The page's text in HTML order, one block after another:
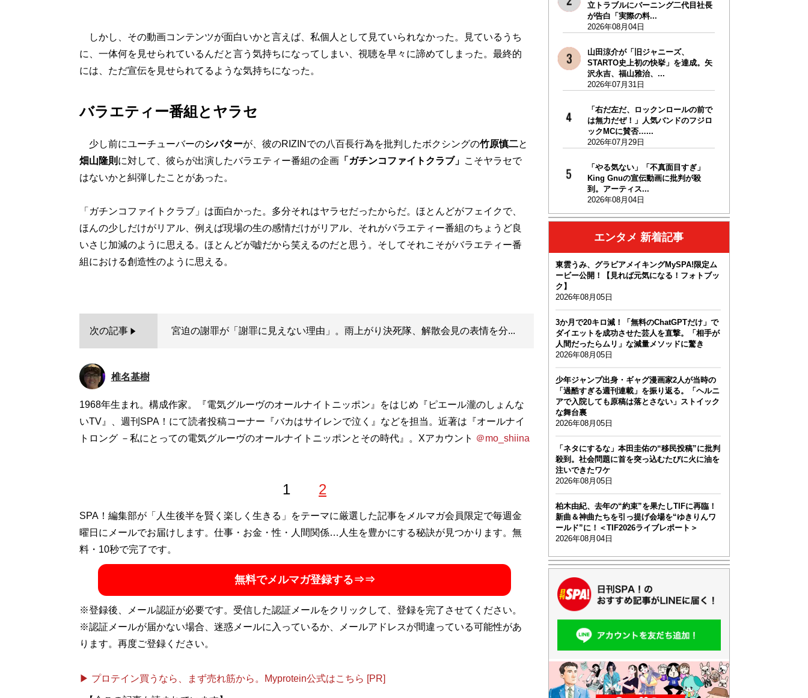
しかし、その動画コンテンツが面白いかと言えば、私個人として見ていられなかった。見ているうち
に、一体何を見せられているんだと言う気持ちになってしまい、視聴を早々に諦めてしまった。最終的
には、ただ宣伝を見せられてるような気持ちになった。
バラエティー番組とヤラセ
少し前にユーチューバーのシバターが、彼のRIZINでの八百長行為を批判したボクシングの竹原慎二と
畑山隆則 に対して、彼らが出演したバラエティー番組の企画「ガチンコファイトクラブ」 こそヤラセで
はないかと糾弾したことがあった。
「ガチンコファイトクラブ」は面白かった。多分それはヤラセだったからだ。ほとんどがフェイクで、
ほんの少しだけがリアル、例えば現場の生の感情だけがリアル、それがバラエティー番組のちょうど良
いさじ加減のように思える。ほとんどが嘘だから笑えるのだと思う。そしてそれこそがバラエティー番
組における創造性のように思える。
次の記事 宮迫の謝罪が「謝罪に見えない理由」。雨上がり決死隊、解散会見の表情を分...
椎名基樹
1968年生まれ。構成作家。『電気グルーヴのオールナイトニッポン』をはじめ『ピエール瀧のしょんな
いTV』、週刊SPA！にて読者投稿コーナー『バカはサイレンで泣く』などを担当。近著は『オールナイ
トロング －私にとっての電気グルーヴのオールナイトニッポンとその時代』。Xアカウント ＠mo_shiina
1 2
SPA！編集部が「人生後半を賢く楽しく生きる」をテーマに厳選した記事をメルマガ会員限定で毎週金
曜日にメールでお届けします。仕事・お金・性・人間関係…人生を豊かにする秘訣が見つかります。無
料・10秒で完了です。
無料でメルマガ登録する⇒⇒
※登録後、メール認証が必要です。受信した認証メールをクリックして、登録を完了させてください。
※認証メールが届かない場合、迷惑メールに入っているか、メールアドレスが間違っている可能性があ
ります。再度ご登録ください。
▶ プロテイン買うなら、まず売れ筋から。Myprotein公式はこちら [PR]
立トラブルにバーニング二代目社長
が告白「実際の料...
2026年08月04日
山田涼介が「旧ジャニーズ、
STARTO史上初の快挙」を達成。矢
沢永吉、福山雅治、...
2026年07月31日
「右だ左だ、ロックンロールの前で
は無力だぜ！」人気バンドのフジロ
ックMCに賛否…...
2026年07月29日
「やる気ない」「不真面目すぎ」
King Gnuの宣伝動画に批判が殺
到。アーティス...
2026年08月04日
エンタメ 新着記事
東雲うみ、グラビアメイキングMySPA!限定ム
ービー公開！【見れば元気になる！フォトブッ
ク】
2026年08月05日
3か月で20キロ減！「無料のChatGPTだけ」で
ダイエットを成功させた芸人を直撃。「相手が
人間だったらムリ」な減量メソッドに驚き
2026年08月05日
少年ジャンプ出身・ギャグ漫画家2人が当時の
「過酷すぎる週刊連載」を振り返る。「ヘルニ
アで入院しても原稿は落とさない」ストイック
な舞台裏
2026年08月05日
「ネタにするな」本田圭佑の“移民投稿”に批判
殺到。社会問題に首を突っ込むたびに火に油を
注いできたワケ
2026年08月05日
柏木由紀、去年の“約束”を果たしTIFに再臨！
新曲＆神曲たちを引っ提げ会場を“ゆきりんワ
ールド”に！＜TIF2026ライブレポート＞
2026年08月04日